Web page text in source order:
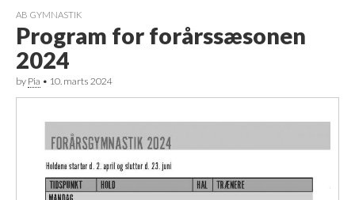
AB GYMNASTIK
Program for forårssæsonen
2024
by Pia • 10. marts 2024